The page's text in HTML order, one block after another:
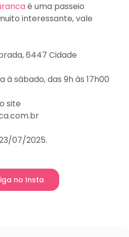
é uma passeio
interessante, vale
6447 Cidade
à sábado, das 9h às 17h00
site
07/2025.
no Insta